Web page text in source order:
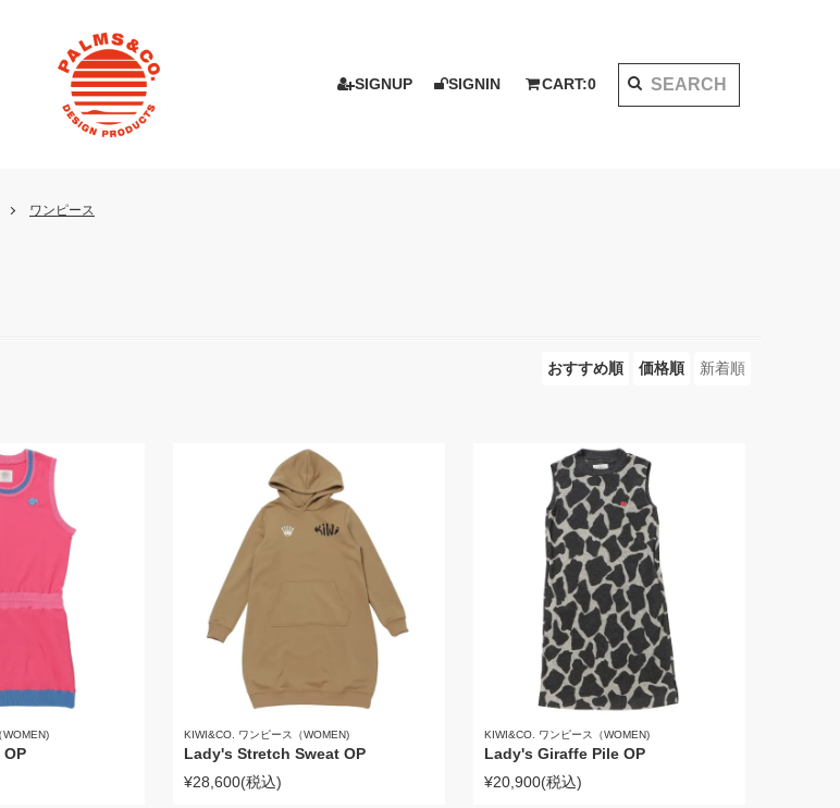
SIGNUP SIGNIN CART:0
ワンピース
おすすめ順 価格順 新着順
KIWI&CO. ワンピース（WOMEN)
Lady's Stretch Sweat OP
¥28,600(税込)
KIWI&CO. ワンピース（WOMEN)
Lady's Giraffe Pile OP
¥20,900(税込)